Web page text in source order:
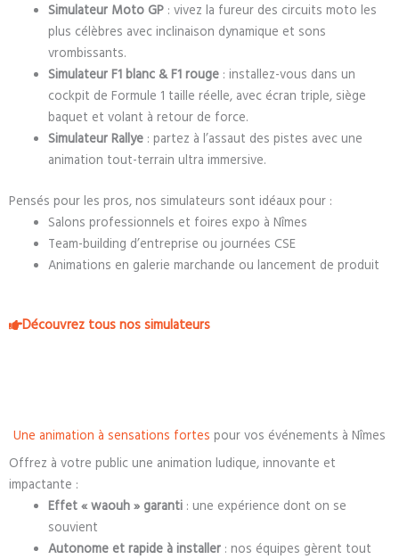
Simulateur Moto GP: vivez la fureur des circuits moto les
plus célèbres avec inclinaison dynamique et sons
vrombissants.
Simulateur F1 blanc & F1 rouge: installez-vous dans un
cockpit de Formule 1 taille réelle, avec écran triple, siège
baquet et volant à retour de force.
Simulateur Rallye: partez à l’assaut des pistes avec une
animation tout-terrain ultra immersive.
Pensés pour les pros, nos simulateurs sont idéaux pour :
Salons professionnels et foires expo à Nîmes
Team-building d’entreprise ou journées CSE
Animations en galerie marchande ou lancement de produit
Découvrez tous nos simulateurs
Une animation à sensations fortes pour vos événements à Nîmes
Offrez à votre public une animation ludique, innovante et
impactante :
Effet « waouh » garanti: une expérience dont on se
souvient
Autonome et rapide à installer: nos équipes gèrent tout